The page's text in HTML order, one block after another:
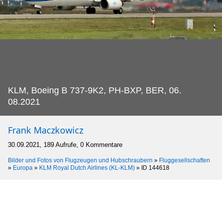
KLM, Boeing B 737-9K2, PH-BXP, BER, 06.
08.2021
Frank Maczkowicz
30.09.2021, 189 Aufrufe, 0 Kommentare
Bilder und Fotos von Flugzeugen und Hubschraubern » Fluggesellschaften
» Europa » KLM Royal Dutch Airlines (KL-KLM) » ID 144618